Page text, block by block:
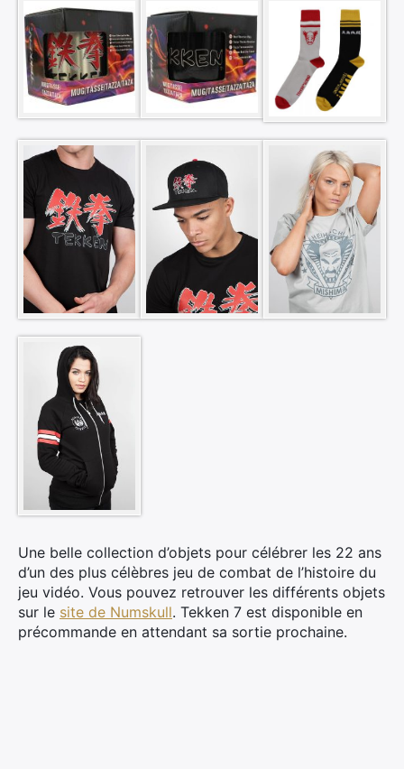
Une belle collection d’objets pour célébrer les 22 ans
d’un des plus célèbres jeu de combat de l’histoire du
jeu vidéo. Vous pouvez retrouver les différents objets
sur le site de Numskull. Tekken 7 est disponible en
précommande en attendant sa sortie prochaine.